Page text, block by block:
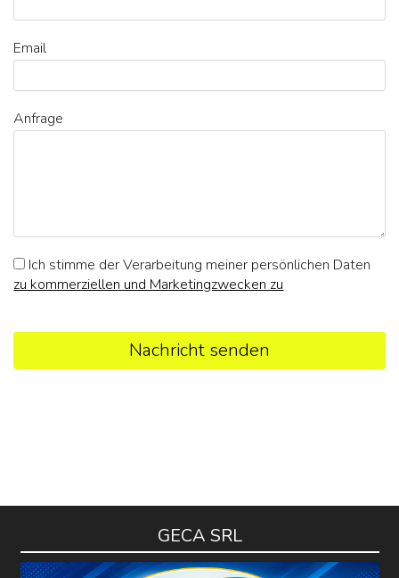
Email
Anfrage
Ich stimme der Verarbeitung meiner persönlichen Daten
zu kommerziellen und Marketingzwecken zu
Nachricht senden
GECA SRL